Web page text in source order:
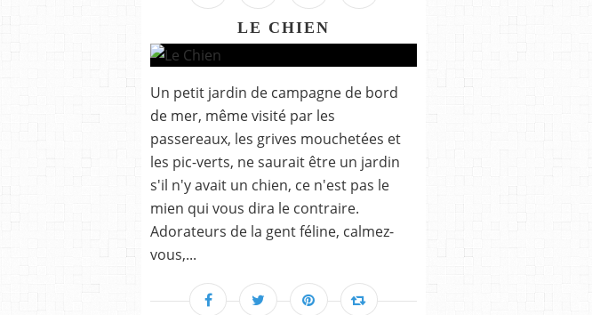
LE CHIEN
Un petit jardin de campagne de bord
de mer, même visité par les
passereaux, les grives mouchetées et
les pic-verts, ne saurait être un jardin
s'il n'y avait un chien, ce n'est pas le
mien qui vous dira le contraire.
Adorateurs de la gent féline, calmez-
vous,...